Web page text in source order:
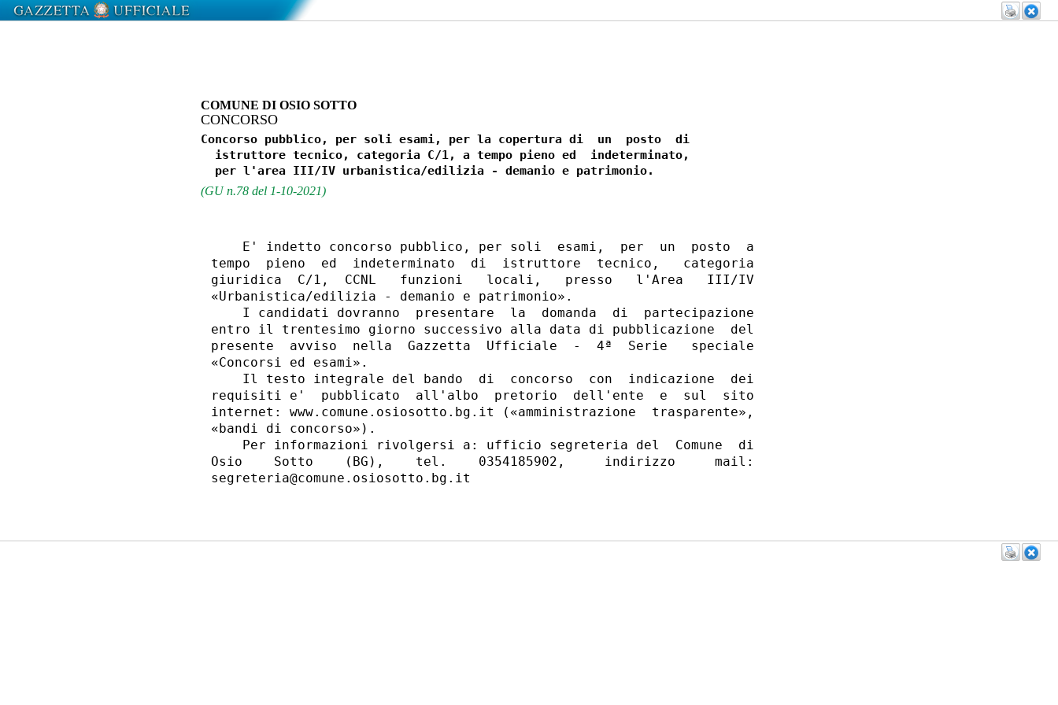
COMUNE DI OSIO SOTTO
CONCORSO
Concorso pubblico, per soli esami, per la copertura di  un  posto  di
  istruttore tecnico, categoria C/1, a tempo pieno ed  indeterminato,
(GU n.78 del 1-10-2021)
    E' indetto concorso pubblico, per soli  esami,  per  un  posto  a
tempo  pieno  ed  indeterminato  di  istruttore  tecnico,   categoria
giuridica  C/1,  CCNL   funzioni   locali,   presso   l'Area   III/IV
«Urbanistica/edilizia - demanio e patrimonio».
    I candidati dovranno  presentare  la  domanda  di  partecipazione
entro il trentesimo giorno successivo alla data di pubblicazione  del
presente  avviso  nella  Gazzetta  Ufficiale  -  4ª  Serie   speciale
«Concorsi ed esami».
    Il testo integrale del bando  di  concorso  con  indicazione  dei
requisiti e'  pubblicato  all'albo  pretorio  dell'ente  e  sul  sito
internet: www.comune.osiosotto.bg.it («amministrazione  trasparente»,
«bandi di concorso»).
    Per informazioni rivolgersi a: ufficio segreteria del  Comune  di
Osio    Sotto    (BG),    tel.    0354185902,     indirizzo     mail:
segreteria@comune.osiosotto.bg.it